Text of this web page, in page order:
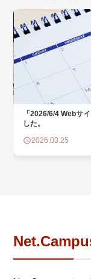
2026年7月～9月の
2026.05.15